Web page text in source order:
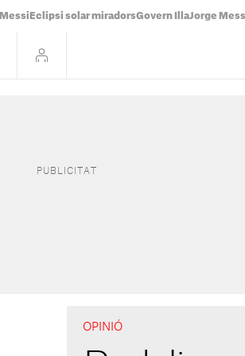
Messi Eclipsi solar miradorsGovern IllaJorge
OPINIÓ